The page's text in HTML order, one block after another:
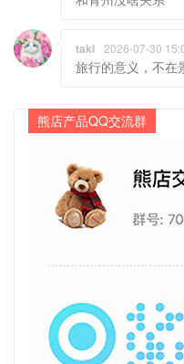
taki 2026-07-30
旅行的意义，不在
熊店产品QQ交流群